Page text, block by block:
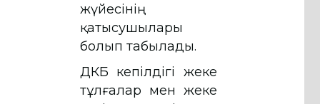
жүйесінің
қатысушылары
болып табылады.
ҚДКБҚ кепілдігі жеке
тұлғалар мен жеке